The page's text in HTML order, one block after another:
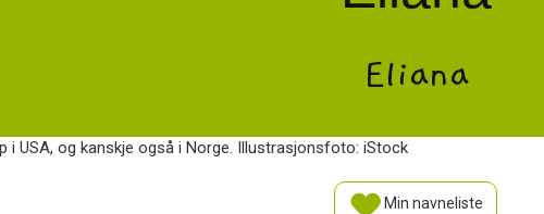
Eliana
i USA, og kanskje også i Norge. Illustrasjonsfoto: iStock
Min navneliste